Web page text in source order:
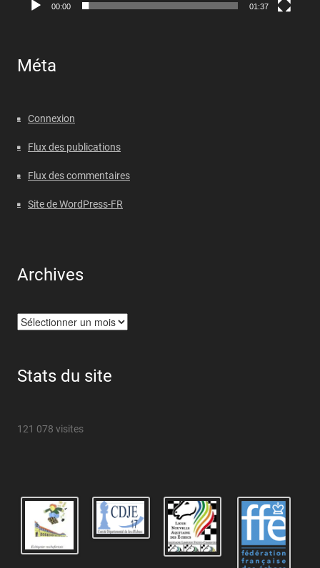
00:00 01:37
Méta
Connexion
Flux des publications
Flux des commentaires
Site de WordPress-FR
Archives
Archives
Stats du site
121 078 visites